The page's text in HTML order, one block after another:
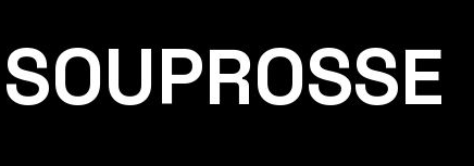
SOUPROSSE